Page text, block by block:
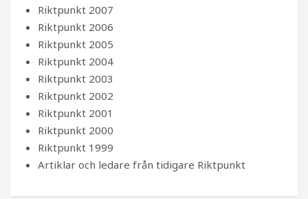
Riktpunkt 2007
Riktpunkt 2006
Riktpunkt 2005
Riktpunkt 2004
Riktpunkt 2003
Riktpunkt 2002
Riktpunkt 2001
Riktpunkt 2000
Riktpunkt 1999
Artiklar och ledare från tidigare Riktpunkt